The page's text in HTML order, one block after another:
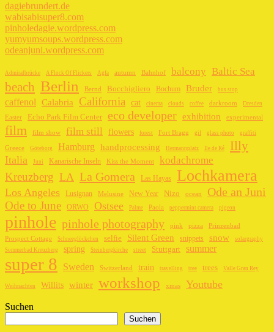
dagiebrundert.de
wabisabisuper8.com
pinholedagie.wordpress.com
yumyumsoups.wordpress.com
odeanjuni.wordpress.com
Admiralbrücke A Flock Of Flickers Agfa autumn Bahnhof balcony Baltic Sea
beach Berlin Bernd Bocchigliero Bochum Bruder bus stop
caffenol Calabria California cat cinema clouds coffee darkroom Dresden
Easter Echo Park Film Center eco developer exhibition experimental
film film show film still flowers forest Fort Bragg gif glass photo graffiti
Greece Göteborg Hamburg handprocessing Hermannplatz Ile de Ré Illy
Italia Juni Kanarische Inseln Kiss the Moment kodachrome
Kreuzberg LA La Gomera Las Hayas Lochkamera
Los Angeles Lusignan Melusine New Year Nizo ocean Ode an Juni
Ode to June ORWO Ostsee Palme Paola peppermint camera pigeon
pinhole pinhole photography pink pizza
Prinzenbad
Prospect Cottage
Schneeglöckchen selfie Silent Green snippets snow
solargraphy
Sommerbad Kreuzberg
spring Steinbergkirche street Stuttgart summer
super 8 Sweden Switzerland train travelling tree trees Valle Gran Rey
Weihnachten Willits winter workshop xmas Youtube
Suchen
Suchen